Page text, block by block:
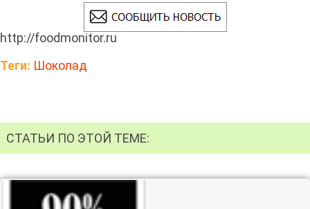
http://foodmonitor.ru
Теги: Шоколад
СТАТЬИ ПО ЭТОЙ ТЕМЕ: